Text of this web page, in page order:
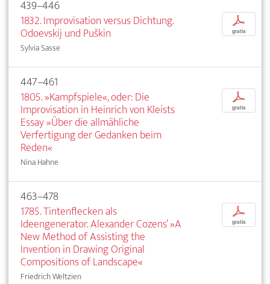
439–446
1832. Improvisation versus Dichtung.
Odoevskij und Puškin
Sylvia Sasse
p
gratis
447–461
1805. »Kampfspiele«, oder: Die
Improvisation in Heinrich von Kleists
Essay »Über die allmähliche
Verfertigung der Gedanken beim
Reden«
Nina Hahne
p
gratis
463–478
1785. Tintenflecken als
Ideengenerator. Alexander Cozens’ »A
New Method of Assisting the
Invention in Drawing Original
Compositions of Landscape«
Friedrich Weltzien
p
gratis